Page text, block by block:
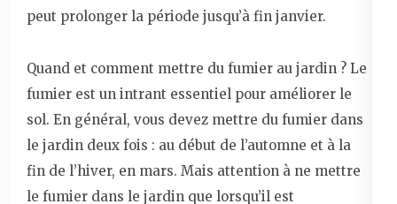
peut prolonger la période jusqu’à fin janvier.
Quand et comment mettre du fumier au jardin ? Le
fumier est un intrant essentiel pour améliorer le
sol. En général, vous devez mettre du fumier dans
le jardin deux fois : au début de l’automne et à la
fin de l’hiver, en mars. Mais attention à ne mettre
le fumier dans le jardin que lorsqu’il est